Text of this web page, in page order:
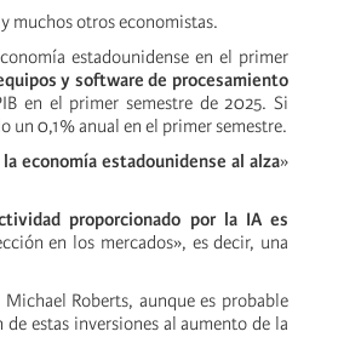
muchos otros economistas.
estadounidense en el primer
y software de procesamiento
en el primer semestre de 2025. Si
un 0,1% anual en el primer semestre.
economía estadounidense al alza»
proporcionado por la IA es
en los mercados», es decir, una
Roberts, aunque es probable
estas inversiones al aumento de la